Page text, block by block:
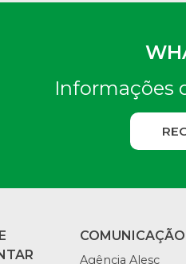
Informações
COMUNICAÇÃO
Agência Alesc